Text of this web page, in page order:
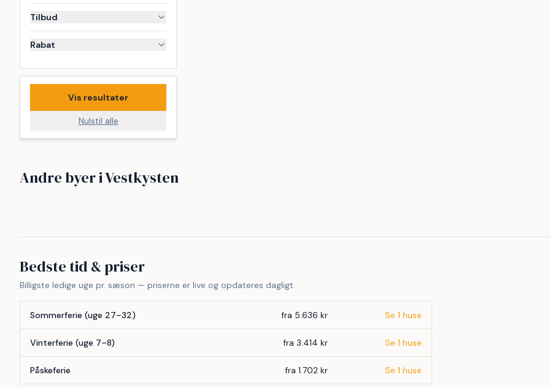
Tilbud
Rabat
Vis resultater
Nulstil alle
Andre byer i Vestkysten
249
Søndervig
Bedste tid & priser
Billigste ledige uge pr. sæson — priserne er live og opdateres dagligt.
Sommerferie (uge 27–32) fra 5.636 kr Se 1 huse
Vinterferie (uge 7–8) fra 3.414 kr Se 1 huse
Påskeferie fra 1.702 kr Se 1 huse